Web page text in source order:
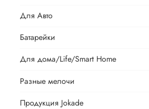
Для Авто
Батарейки
Для дома/Life/Smart Home
Разные мелочи
Продукция Jokade